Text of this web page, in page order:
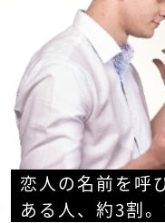
恋人の名前を呼
ある人、約3割